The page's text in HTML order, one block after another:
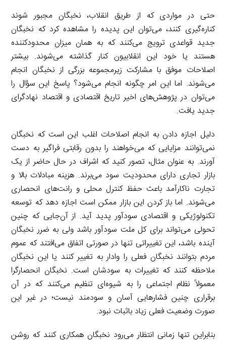
حتی در مواردی که از طریق انقلاب، نخبگان مجبور شوند
کناره‌گیری کنند، می‌توان این پدیده را مشاهده کرد که نخبگان
جدید قواعدی ترویج می‌کنند که به همان میزان محدودکننده
هستند یا خود این انقلابیون کنار گذاشته می‌شوند. بیشتر
اصلاحات موفق با مشارکت زیرمجموعه بزرگی از نخبگان انجام
می‌شوند. اما این امر چگونه انجام می‌شود؟ پاسخ این سؤال را
می‌توان در پژوهش‌های اخیر تاریخ اقتصادی و اقتصاد نهادگرای
جدید یافت.
دلیل اجازه دادن به انجام اصلاحات اغلب این است که نخبگان
نمی‌توانند مزایایی که می‌خواهند را بدون رقابتی فراگیر به دست
آورند. به عنوان مثال، تصور کنید که اشراف در حال حاضر از یک
بازار تجاری دارای محدودیت سود می‌برند. هزینه مبادلات بالا و
تجارت ناکارآمد باعث حفظ کنترل محلی و رانت‌های انحصاری
می‌شوند. اما باز کردن این بازار ممکن است اجازه دهد که توسعه
تکنولوژیکی و اقتصادی سودآور پدید آید. از آن‌جایی که چنین
تحولی می‌تواند برای کل ملت سودآور باشد ولی به ضرر نخبگان
آینده باشد، این تغییراتی تنها در صورتی اتفاق می‌افتند که عموم
مردم بتوانند نخبگان فعلی را وادار به تغییر کنند یا این نخبگان
ملاحظه کنند که تغییرات به سودشان است. نخبگان انحصارگرا
معمولاً نظام اجتماعی را به شیوه‌ای تنظیم می‌کنند که در آن
برقراری چنین فشارهایی آسان و سودمند نیست؛ در غیر این
صورت وضعیت فعلی زیاد باثبات نبود.
بنابراین تنها زمانی انتظار می‌رود نخبگان همکاری کنند که روشن